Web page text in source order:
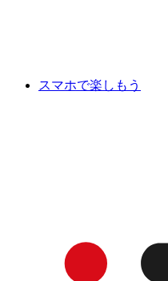
スマホで楽しもう